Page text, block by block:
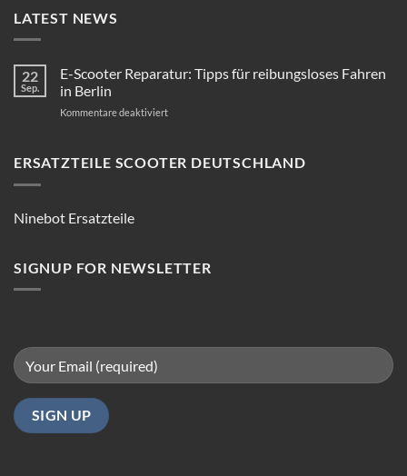
LATEST NEWS
22
Sep.
E-Scooter Reparatur: Tipps für reibungsloses Fahren
in Berlin
Kommentare deaktiviertfür
Reparatur:
ERSATZTEILE SCOOTER DEUTSCHLAND
Ninebot Ersatzteile
SIGNUP FOR NEWSLETTER